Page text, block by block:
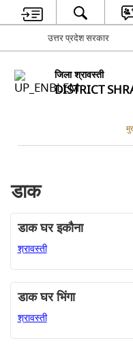
उत्तर प्रदेश सरकार
जिला श्रावस्ती
DISTRICT
डाक
डाक घर इकौना
श्रावस्ती
डाक घर भिंगा
श्रावस्ती